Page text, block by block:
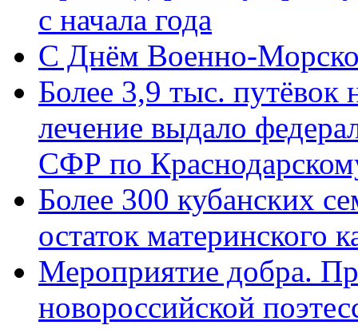
с начала года
C Днём Военно-
Более 3,9 тыс. путёвок
лечение выдало
СФР по
Более 300 кубанских
остаток материнского
Мероприятие добра.
новороссийской